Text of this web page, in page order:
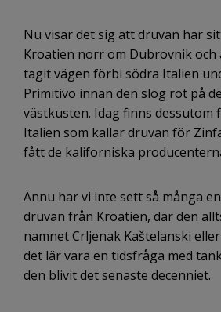
Nu visar det sig att druvan har
Kroatien norr om Dubrovnik och
tagit vägen förbi södra Italien
Primitivo innan den slog rot på
västkusten. Idag finns dessutom
Italien som kallar druvan för
fått de kaliforniska
Ännu har vi inte sett så många
druvan från Kroatien, där den
namnet Crljenak Kaštelanski
det lär vara en tidsfråga med
den blivit det senaste decenniet.